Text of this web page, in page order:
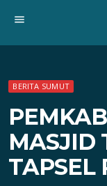
menu
BERITA SUMUT
MASJID
TAPSEL